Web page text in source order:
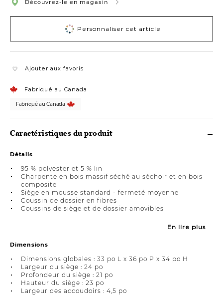
Découvrez-le en magasin
Personnaliser cet article
Ajouter aux favoris
Fabriqué au Canada
Fabriqué au Canada
Caractéristiques du produit
Détails
95 % polyester et 5 % lin
Charpente en bois massif séché au séchoir et en bois
composite
Siège en mousse standard - fermeté moyenne
Coussin de dossier en fibres
Coussins de siège et de dossier amovibles
En lire plus
Dimensions
Dimensions globales : 33 po L x 36 po P x 34 po H
Largeur du siège : 24 po
Profondeur du siège : 21 po
Hauteur du siège : 23 po
Largeur des accoudoirs : 4,5 po